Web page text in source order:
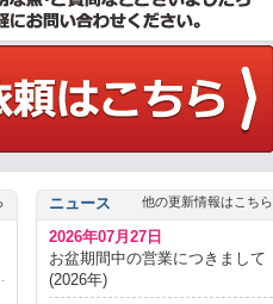
ニュース 他の更新情報はこちら
2026年07月27日
お盆期間中の営業につきまして
(2026年)